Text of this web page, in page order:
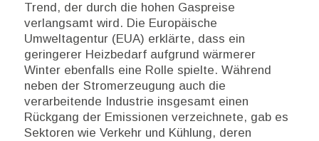
Trend, der durch die hohen Gaspreise
verlangsamt wird. Die Europäische
Umweltagentur (EUA) erklärte, dass ein
geringerer Heizbedarf aufgrund wärmerer
Winter ebenfalls eine Rolle spielte. Während
neben der Stromerzeugung auch die
verarbeitende Industrie insgesamt einen
Rückgang der Emissionen verzeichnete, gab es
Sektoren wie Verkehr und Kühlung, deren